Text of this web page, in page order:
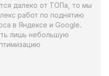
далеко от ТОПа, то мы
работ по поднятию
в Яндексе и Google.
лишь небольшую